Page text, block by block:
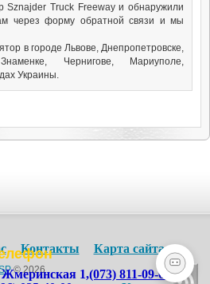
Sznajder Truck Freeway и обнаружили
через форму обратной связи и мы
в городе Львове, Днепропетровске,
Чернигове, Мариуполе,
Украины.
Контакты Карта сайта
© 2026
Жмеринская 1,(073) 811-09-09,